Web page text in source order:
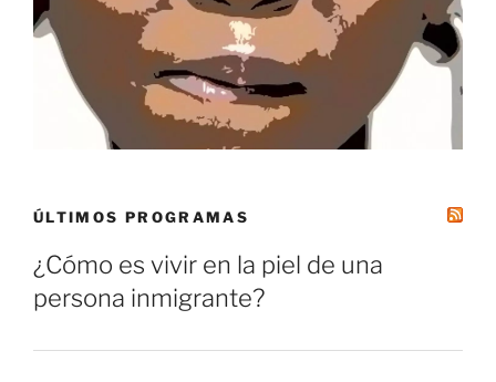
ÚLTIMOS PROGRAMAS
¿Cómo es vivir en la piel de una
persona inmigrante?